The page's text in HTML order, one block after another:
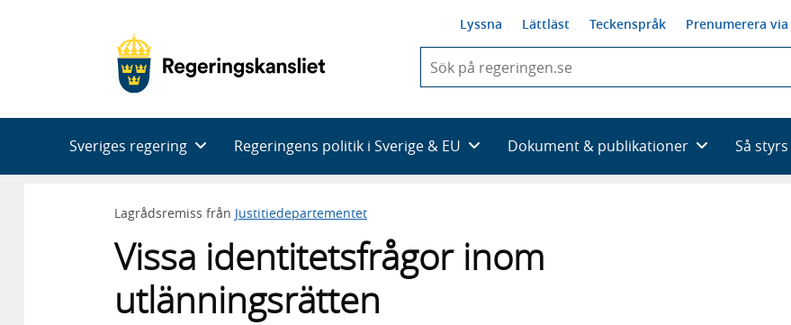
Lyssna Lättläst Teckenspråk Prenumerera
du
skriva
framträder
en
Sveriges regering Regeringens politik i Sverige & EU Dokument & publikationer Så
Lagrådsremiss från Justitiedepartementet
Vissa identitetsfrågor inom
utlänningsrätten